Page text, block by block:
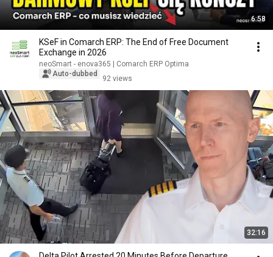
6:58
KSeF in Comarch ERP: The End of Free Document
Exchange in 2026
neoSmart - enova365 | Comarch ERP Optima
Auto-dubbed
92 views
32:16